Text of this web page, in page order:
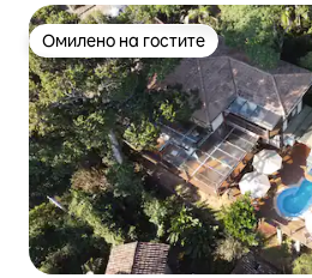
Омилено на гостите
Омилено на гостите